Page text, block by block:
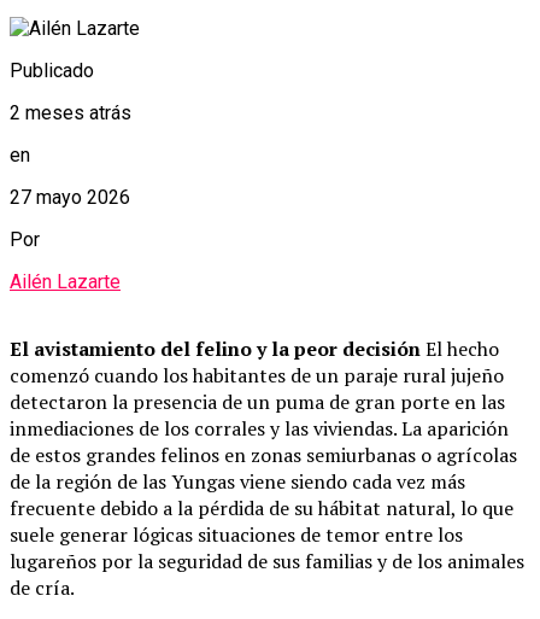
Publicado
2 meses atrás
en
27 mayo 2026
Por
Ailén Lazarte
El avistamiento del felino y la peor decisiónEl hecho
comenzó cuando los habitantes de un paraje rural jujeño
detectaron la presencia de un puma de gran porte en las
inmediaciones de los corrales y las viviendas. La aparición
de estos grandes felinos en zonas semiurbanas o agrícolas
de la región de las Yungas viene siendo cada vez más
frecuente debido a la pérdida de su hábitat natural, lo que
suele generar lógicas situaciones de temor entre los
lugareños por la seguridad de sus familias y de los animales
de cría.